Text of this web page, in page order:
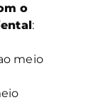
o
:
meio